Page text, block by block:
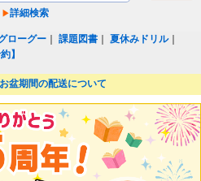
詳細検索
ローグー ｜課題図書 ｜夏休みドリル｜
】
盆期間の配送について